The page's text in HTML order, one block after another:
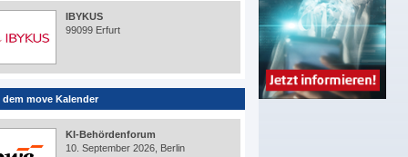
IBYKUS
99099 Erfurt
dem move Kalender
KI-Behördenforum
10. September 2026, Berlin